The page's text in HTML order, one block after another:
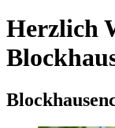
Herzlich